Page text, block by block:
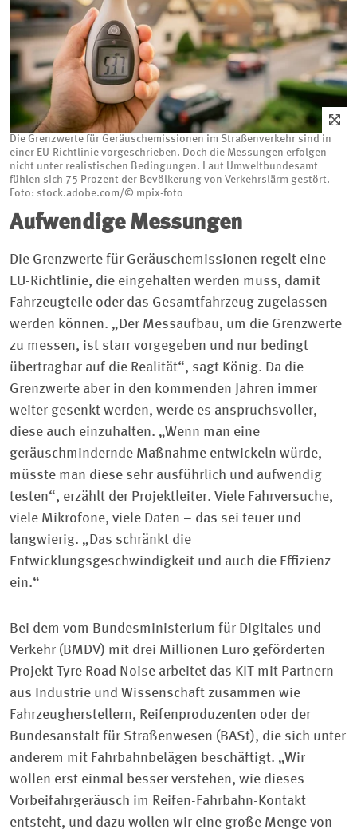
Die Grenzwerte für Geräuschemissionen im Straßenverkehr sind in
einer EU-Richtlinie vorgeschrieben. Doch die Messungen erfolgen
nicht unter realistischen Bedingungen. Laut Umweltbundesamt
fühlen sich 75 Prozent der Bevölkerung von Verkehrslärm gestört.
Foto: stock.adobe.com/© mpix-foto
Aufwendige Messungen
Die Grenzwerte für Geräuschemissionen regelt eine
EU-Richtlinie, die eingehalten werden muss, damit
Fahrzeugteile oder das Gesamtfahrzeug zugelassen
werden können. „Der Messaufbau, um die Grenzwerte
zu messen, ist starr vorgegeben und nur bedingt
übertragbar auf die Realität“, sagt König. Da die
Grenzwerte aber in den kommenden Jahren immer
weiter gesenkt werden, werde es anspruchsvoller,
diese auch einzuhalten. „Wenn man eine
geräuschmindernde Maßnahme entwickeln würde,
müsste man diese sehr ausführlich und aufwendig
testen“, erzählt der Projektleiter. Viele Fahrversuche,
viele Mikrofone, viele Daten – das sei teuer und
langwierig. „Das schränkt die
Entwicklungsgeschwindigkeit und auch die Effizienz
ein.“
Bei dem vom Bundesministerium für Digitales und
Verkehr (BMDV) mit drei Millionen Euro geförderten
Projekt Tyre Road Noise arbeitet das KIT mit Partnern
aus Industrie und Wissenschaft zusammen wie
Fahrzeugherstellern, Reifenproduzenten oder der
Bundesanstalt für Straßenwesen (BASt), die sich unter
anderem mit Fahrbahnbelägen beschäftigt. „Wir
wollen erst einmal besser verstehen, wie dieses
Vorbeifahrgeräusch im Reifen-Fahrbahn-Kontakt
entsteht, und dazu wollen wir eine große Menge von